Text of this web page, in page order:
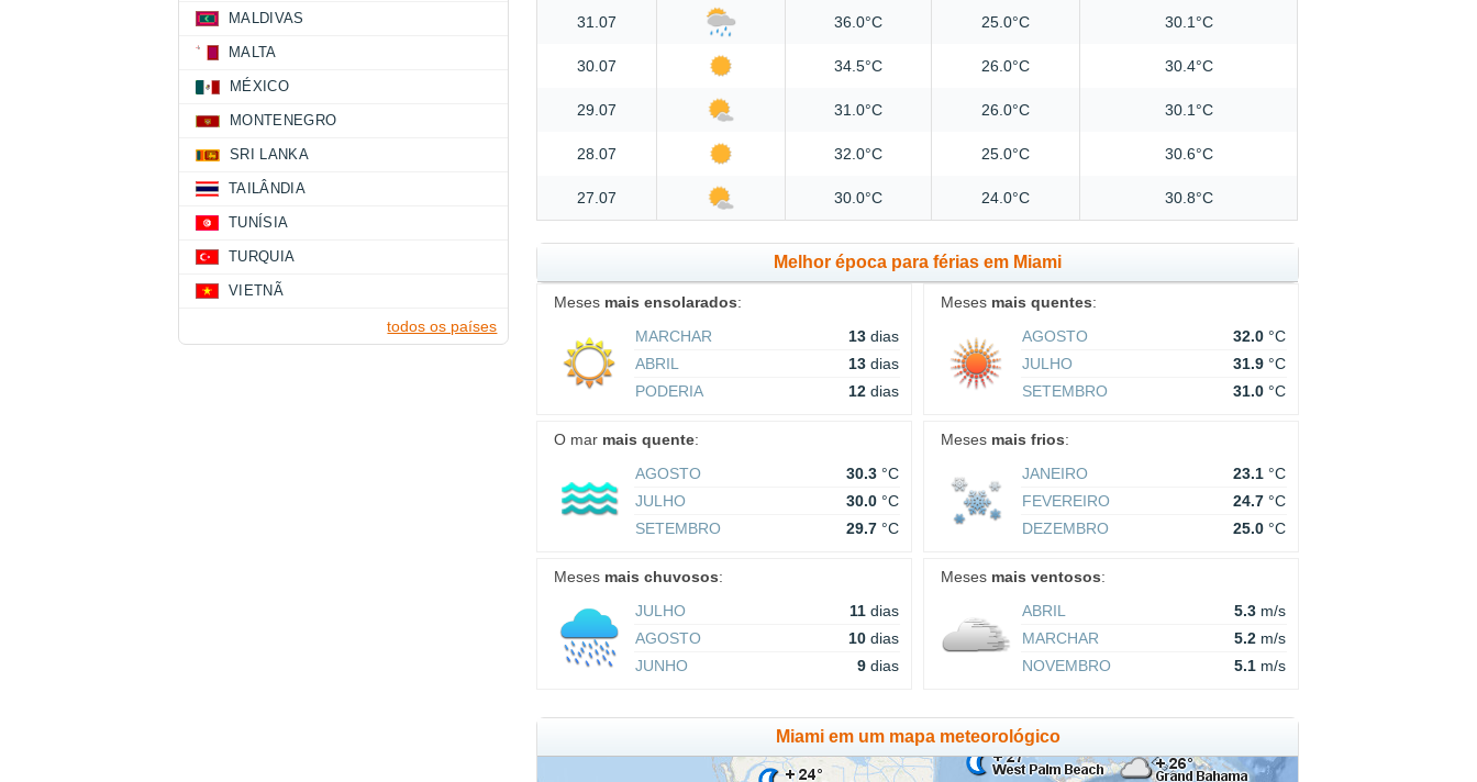
31.07 36.0°C 25.0°C 30.1°C
30.07 34.5°C 26.0°C 30.4°C
29.07 31.0°C 26.0°C 30.1°C
28.07 32.0°C 25.0°C 30.6°C
27.07 30.0°C 24.0°C 30.8°C
Melhor época para férias em Miami
Meses mais ensolarados:
MARCHAR
13 dias
ABRIL
13 dias
PODERIA
12 dias
Meses mais quentes:
AGOSTO
32.0 °C
JULHO
31.9 °C
SETEMBRO
31.0 °C
O mar mais quente:
AGOSTO
30.3 °C
JULHO
30.0 °C
SETEMBRO
29.7 °C
Meses mais frios:
JANEIRO
23.1 °C
FEVEREIRO
24.7 °C
DEZEMBRO
25.0 °C
Meses mais chuvosos:
JULHO
11 dias
AGOSTO
10 dias
JUNHO
9 dias
Meses mais ventosos:
ABRIL
5.3 m/s
MARCHAR
5.2 m/s
NOVEMBRO
5.1 m/s
Miami em um mapa meteorológico
MALDIVAS
MALTA
MÉXICO
MONTENEGRO
SRI LANKA
TAILÂNDIA
TUNÍSIA
TURQUIA
VIETNÃ
todos os países